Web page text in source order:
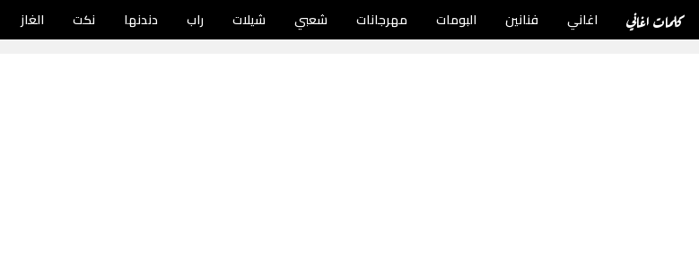
كلمات اغاني اغاني فنانين البومات مهرجانات شعبي شيلات راب دندنها نكت الغاز